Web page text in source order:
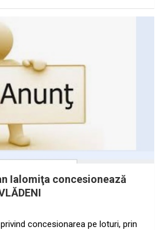
Ialomiţa concesionează
privind concesionarea pe loturi, prin